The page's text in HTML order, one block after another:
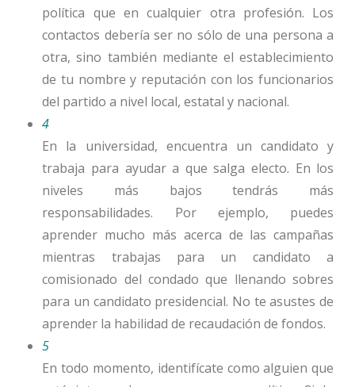
política que en cualquier otra profesión. Los
contactos debería ser no sólo de una persona a
otra, sino también mediante el establecimiento
de tu nombre y reputación con los funcionarios
del partido a nivel local, estatal y nacional.
4
En la universidad, encuentra un candidato y
trabaja para ayudar a que salga electo. En los
niveles más bajos tendrás más
responsabilidades. Por ejemplo, puedes
aprender mucho más acerca de las campañas
mientras trabajas para un candidato a
comisionado del condado que llenando sobres
para un candidato presidencial. No te asustes de
aprender la habilidad de recaudación de fondos.
5
En todo momento, identifícate como alguien que